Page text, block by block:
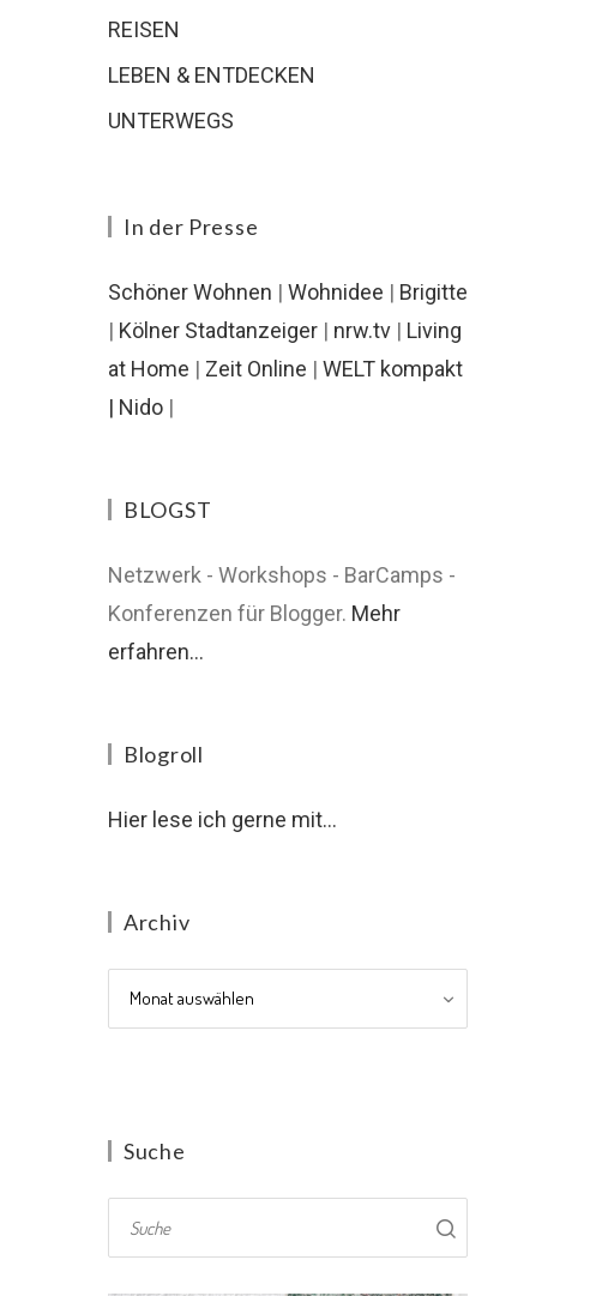
REISEN
LEBEN & ENTDECKEN
UNTERWEGS
In der Presse
Schöner Wohnen | Wohnidee | Brigitte
| Kölner Stadtanzeiger | nrw.tv | Living
at Home | Zeit Online | WELT kompakt
| Nido |
BLOGST
Netzwerk - Workshops - BarCamps -
Konferenzen für Blogger. Mehr
erfahren...
Blogroll
Hier lese ich gerne mit...
Archiv
Archiv
Suche